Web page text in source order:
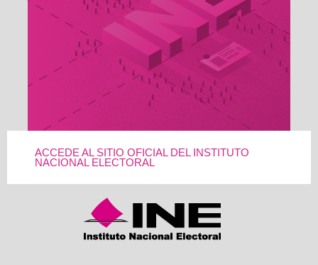
ACCEDE AL SITIO OFICIAL DEL INSTITUTO
NACIONAL ELECTORAL